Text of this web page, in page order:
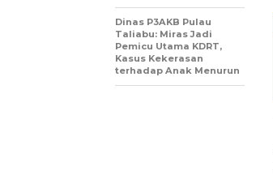
Dinas P3AKB Pulau
Taliabu: Miras Jadi
Pemicu Utama KDRT,
Kasus Kekerasan
terhadap Anak Menurun